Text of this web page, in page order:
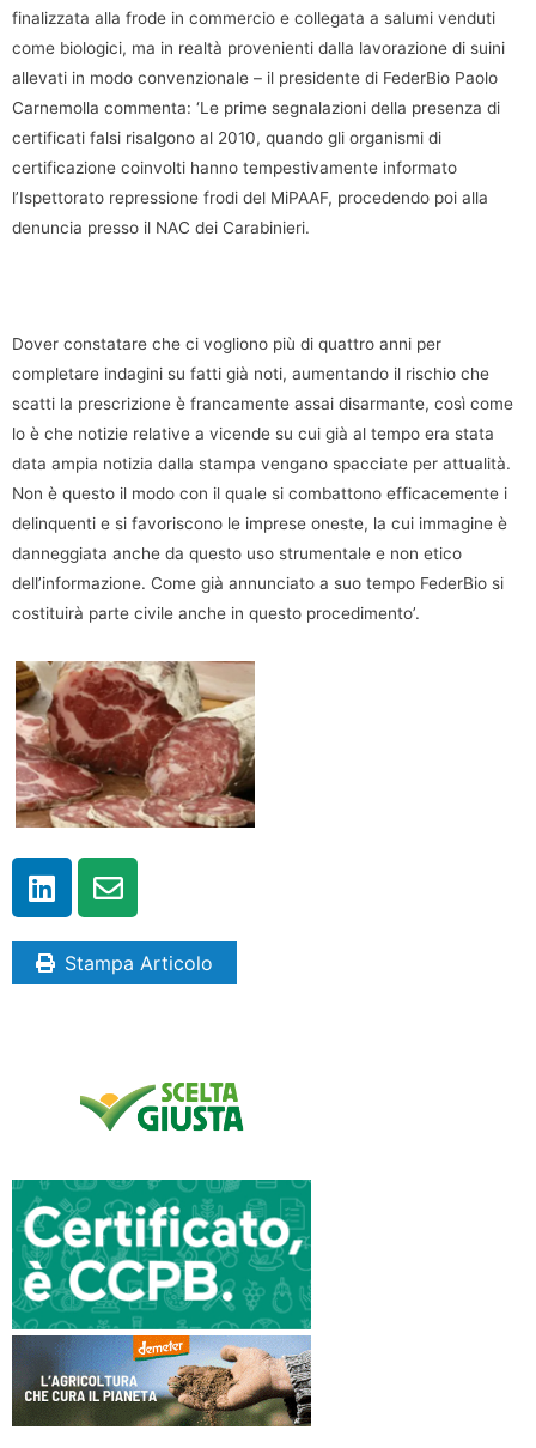
finalizzata alla frode in commercio e collegata a salumi venduti
come biologici, ma in realtà provenienti dalla lavorazione di suini
allevati in modo convenzionale – il presidente di FederBio Paolo
Carnemolla commenta: ‘Le prime segnalazioni della presenza di
certificati falsi risalgono al 2010, quando gli organismi di
certificazione coinvolti hanno tempestivamente informato
l’Ispettorato repressione frodi del MiPAAF, procedendo poi alla
denuncia presso il NAC dei Carabinieri.
Dover constatare che ci vogliono più di quattro anni per
completare indagini su fatti già noti, aumentando il rischio che
scatti la prescrizione è francamente assai disarmante, così come
lo è che notizie relative a vicende su cui già al tempo era stata
data ampia notizia dalla stampa vengano spacciate per attualità.
Non è questo il modo con il quale si combattono efficacemente i
delinquenti e si favoriscono le imprese oneste, la cui immagine è
danneggiata anche da questo uso strumentale e non etico
dell’informazione. Come già annunciato a suo tempo FederBio si
costituirà parte civile anche in questo procedimento’.
Stampa Articolo